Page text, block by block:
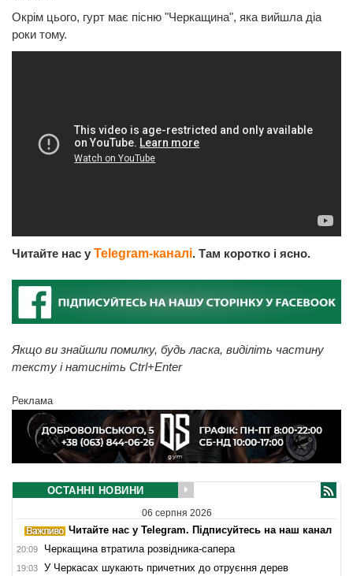
Окрім цього, гурт має пісню "Черкащина", яка вийшла діа
роки тому.
Читайте нас у Telegram-каналі. Там коротко і ясно.
Якщо ви знайшли помилку, будь ласка, виділіть частину
тексту і натисніть Ctrl+Enter
Реклама
ОСТАННІ НОВИНИ
06 серпня 2026
Читайте нас у Telegram. Підписуйтесь на наш канал
20:09 Черкащина втратила розвідника-сапера
19:03 У Черкасах шукають причетних до отруєння дерев